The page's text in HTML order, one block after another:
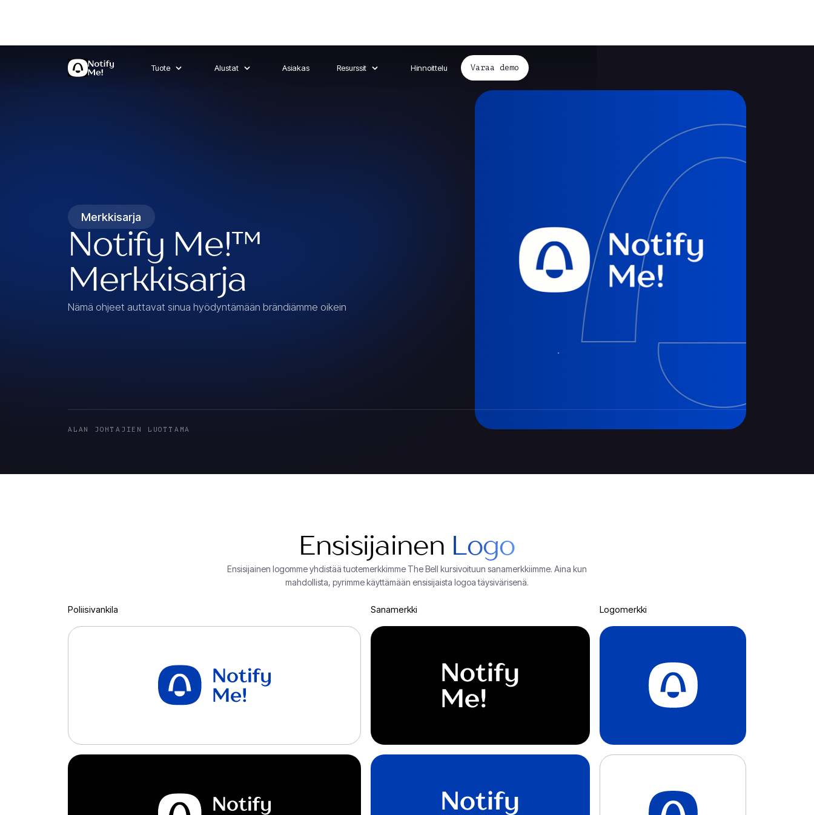
Tuote Alustat Asiakas Resurssit Hinnoittelu Varaa demo
Merkkisarja
Notify Me!™
Merkkisarja
Nämä ohjeet auttavat sinua hyödyntämään brändiämme oikein
ALAN JOHTAJIEN LUOTTAMA
Ensisijainen Logo
Ensisijainen logomme yhdistää tuotemerkkimme The Bell kursivoituun sanamerkkiimme. Aina kun
mahdollista, pyrimme käyttämään ensisijaista logoa täysivärisenä.
Poliisivankila Sanamerkki Logomerkki